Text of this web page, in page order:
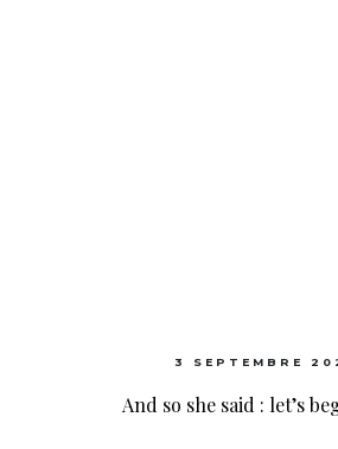
3 SEPTEMBRE
And so she said : let’s